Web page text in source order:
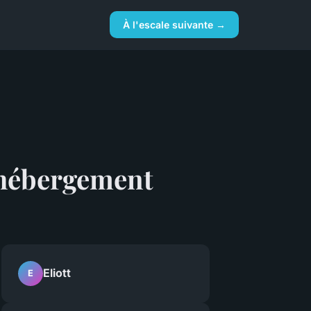
À l'escale suivante →
E Eliott